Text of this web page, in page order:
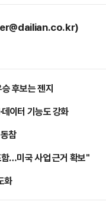
후보는 젠지
이터 기능도 강화
참
…미국 사업 근거 확보"
화